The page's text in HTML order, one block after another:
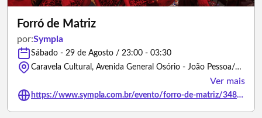
Forró de Matriz
por:Sympla
Sábado - 29 de Agosto / 23:00 - 03:30
Caravela Cultural, Avenida General Osório - João Pessoa/Paraíba
Ver mais
https://www.sympla.com.br/evento/forro-de-matriz/3485471